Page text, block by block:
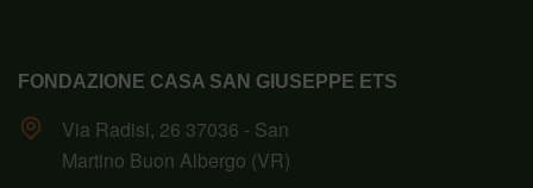
FONDAZIONE CASA SAN GIUSEPPE ETS
Via Radisi, 26 37036 - San
Martino Buon Albergo (VR)